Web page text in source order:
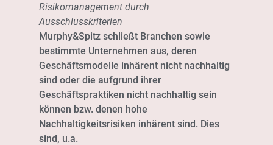
Risikomanagement durch
Ausschlusskriterien
Murphy&Spitz schließt Branchen sowie
bestimmte Unternehmen aus, deren
Geschäftsmodelle inhärent nicht nachhaltig
sind oder die aufgrund ihrer
Geschäftspraktiken nicht nachhaltig sein
können bzw. denen hohe
Nachhaltigkeitsrisiken inhärent sind. Dies
sind, u.a.